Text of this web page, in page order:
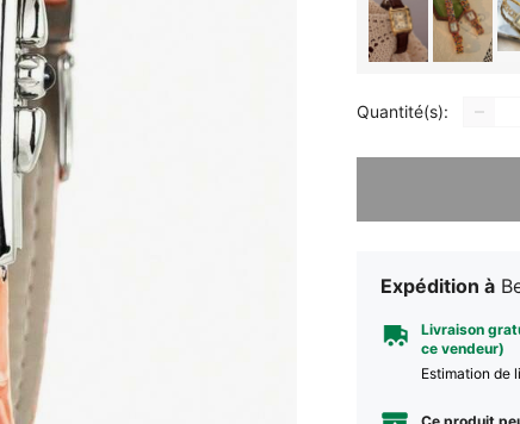
Quantité(s):
Désolés, ce produit est
Expédition à
Livraison
ce vendeur)
Estimation de
Ce produit